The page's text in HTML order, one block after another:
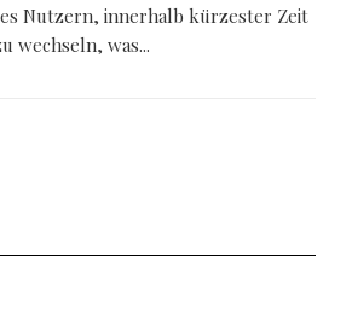
Nutzern, innerhalb kürzester Zeit
wechseln, was...